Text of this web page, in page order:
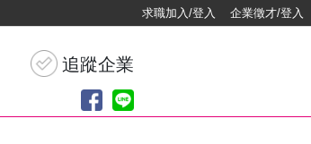
求職加入/登入 企業徵才/登入